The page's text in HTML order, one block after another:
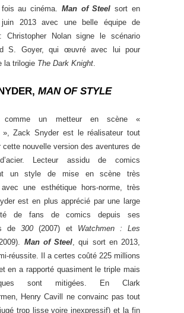
au cinéma. Man of Steel sort en
2013 avec une belle équipe de
Christopher Nolan signe le scénario
S. Goyer, qui œuvré avec lui pour
la trilogie The Dark Knight
MAN OF STYLE
comme un metteur en scène «
», Zack Snyder est le réalisateur tout
cette nouvelle version des aventures de
d’acier. Lecteur assidu de comics
un style de mise en scène très
avec une esthétique hors-norme, très
est en plus apprécié par une large
de fans de comics depuis ses
de300 (2007) et Watchmen : Les
Man of Steel , qui sort en 2013,
réussite. Il a certes coûté 225 millions
en a rapporté quasiment le triple mais
sont mitigées. En Clark
Henry Cavill ne convainc pas tout
trop lisse voire inexpressif) et la fin